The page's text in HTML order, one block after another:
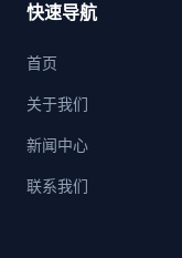
快速导航
首页
关于我们
新闻中心
联系我们